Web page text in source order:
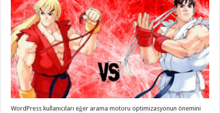
WordPress kullanıcıları eğer arama motoru optimizasyonun önemini